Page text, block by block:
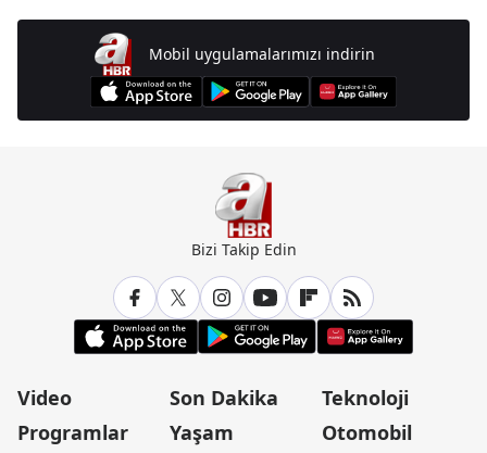
Mobil uygulamalarımızı indirin
Bizi Takip Edin
Video
Programlar
Son Dakika
Yaşam
Teknoloji
Otomobil